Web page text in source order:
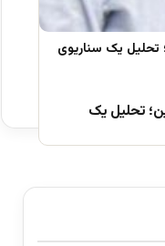
تحلیل یک